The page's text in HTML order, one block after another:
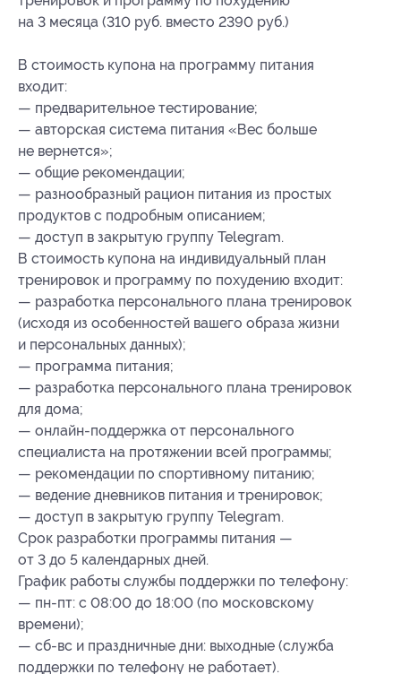
на 3 месяца (310 руб. вместо 2390 руб.)
В стоимость купона на программу питания
входит:
— предварительное тестирование;
— авторская система питания «Вес больше
не вернется»;
— общие рекомендации;
— разнообразный рацион питания из простых
продуктов с подробным описанием;
— доступ в закрытую группу Telegram.
В стоимость купона на индивидуальный план
тренировок и программу по похудению входит:
— разработка персонального плана тренировок
(исходя из особенностей вашего образа жизни
и персональных данных);
— программа питания;
— разработка персонального плана тренировок
для дома;
— онлайн-поддержка от персонального
специалиста на протяжении всей программы;
— рекомендации по спортивному питанию;
— ведение дневников питания и тренировок;
— доступ в закрытую группу Telegram.
Срок разработки программы питания —
от 3 до 5 календарных дней.
График работы службы поддержки по телефону:
— пн-пт: с 08:00 до 18:00 (по московскому
времени);
— сб-вс и праздничные дни: выходные (служба
поддержки по телефону не работает).